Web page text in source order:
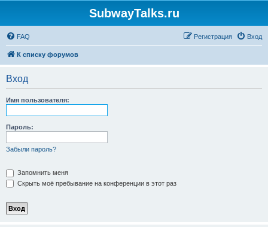
SubwayTalks.ru
FAQ Вход
Регистрация
К списку форумов
Вход
Имя пользователя:
Пароль:
Забыли пароль?
Запомнить меня
Скрыть моё пребывание на конференции в этот раз